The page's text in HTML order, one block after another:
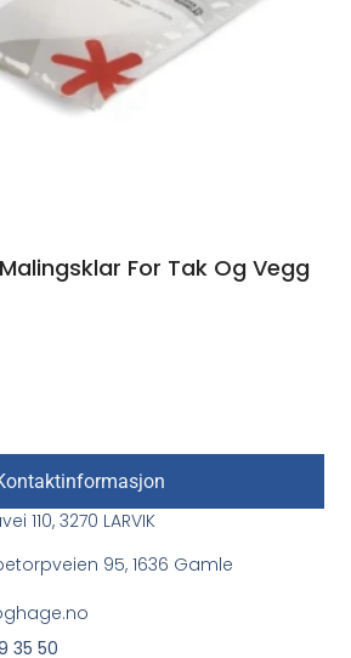
For Tak Og Vegg
110, 3270 LARVIK
95, 1636 Gamle
35 50